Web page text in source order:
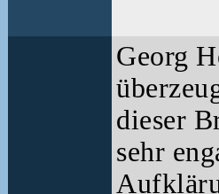
Georg
dieser
sehr